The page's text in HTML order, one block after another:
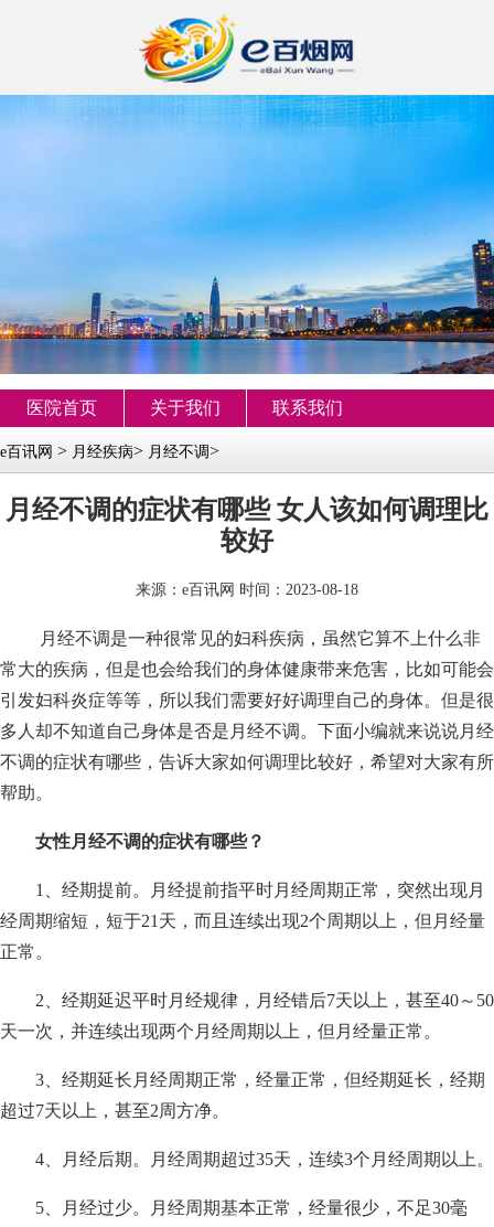
医院首页 关于我们 联系我们
e百讯网 > 月经疾病> 月经不调>
月经不调的症状有哪些 女人该如何调理比
较好
来源： e百讯网 时间：2023-08-18
月经不调是一种很常见的妇科疾病，虽然它算不上什么非
常大的疾病，但是也会给我们的身体健康带来危害，比如可能会
引发妇科炎症等等，所以我们需要好好调理自己的身体。但是很
多人却不知道自己身体是否是月经不调。下面小编就来说说月经
不调的症状有哪些，告诉大家如何调理比较好，希望对大家有所
帮助。
女性月经不调的症状有哪些？
1、经期提前。月经提前指平时月经周期正常，突然出现月
经周期缩短，短于21天，而且连续出现2个周期以上，但月经量
正常。
2、经期延迟平时月经规律，月经错后7天以上，甚至40～50
天一次，并连续出现两个月经周期以上，但月经量正常。
3、经期延长月经周期正常，经量正常，但经期延长，经期
超过7天以上，甚至2周方净。
4、月经后期。月经周期超过35天，连续3个月经周期以上。
5、月经过少。月经周期基本正常，经量很少，不足30毫